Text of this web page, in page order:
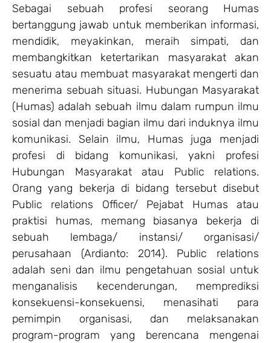
Sebagai sebuah profesi seorang Humas
bertanggung jawab untuk memberikan informasi,
mendidik, meyakinkan, meraih simpati, dan
membangkitkan ketertarikan masyarakat akan
sesuatu atau membuat masyarakat mengerti dan
menerima sebuah situasi. Hubungan Masyarakat
(Humas) adalah sebuah ilmu dalam rumpun ilmu
sosial dan menjadi bagian ilmu dari induknya ilmu
komunikasi. Selain ilmu, Humas juga menjadi
profesi di bidang komunikasi, yakni profesi
Hubungan Masyarakat atau Public relations.
Orang yang bekerja di bidang tersebut disebut
Public relations Officer/ Pejabat Humas atau
praktisi humas, memang biasanya bekerja di
sebuah lembaga/ instansi/ organisasi/
perusahaan (Ardianto: 2014). Public relations
adalah seni dan ilmu pengetahuan sosial untuk
menganalisis kecenderungan, memprediksi
konsekuensi-konsekuensi, menasihati para
pemimpin organisasi, dan melaksanakan
program-program yang berencana mengenai